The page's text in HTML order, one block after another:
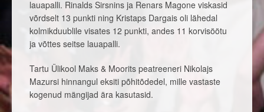
lauapalli. Rinalds Sirsnins ja Renars Magone viskasid
võrdselt 13 punkti ning Kristaps Dargais oli lähedal
kolmikduublile visates 12 punkti, andes 11 korvisöötu
ja võttes seitse lauapalli.
Tartu Ülikool Maks & Moorits peatreeneri Nikolajs
Mazursi hinnangul eksiti põhitõdedel, mille vastaste
kogenud mängijad ära kasutasid.